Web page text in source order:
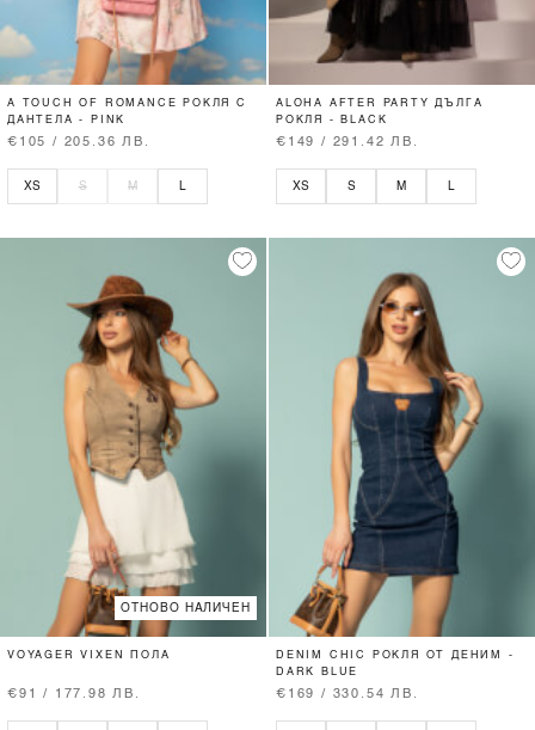
A TOUCH OF ROMANCE РОКЛЯ С
ДАНТЕЛА - PINK
€105 / 205.36 ЛВ.
XS S M
ALOHA AFTER PARTY ДЪЛГА
РОКЛЯ - BLACK
€149 / 291.42 ЛВ.
XS S M
ОТНОВО НАЛИЧЕН
VOYAGER VIXEN ПОЛА
€91 / 177.98 ЛВ.
DENIM CHIC РОКЛЯ ОТ ДЕНИМ -
DARK BLUE
€169 / 330.54 ЛВ.